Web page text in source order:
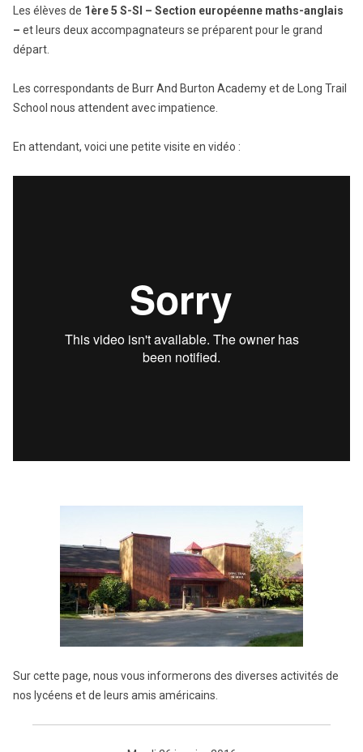
Les élèves de 1ère 5 S-SI – Section européenne maths-anglais
– et leurs deux accompagnateurs se préparent pour le grand
départ.
Les correspondants de Burr And Burton Academy et de Long Trail
School nous attendent avec impatience.
En attendant, voici une petite visite en vidéo :
Sur cette page, nous vous informerons des diverses activités de
nos lycéens et de leurs amis américains.